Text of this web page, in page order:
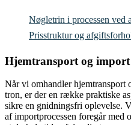
Nøgletrin i processen ved
Prisstruktur og
Hjemtransport og
Når vi omhandler hjemtransport
tron, er der en række praktiske
sikre en gnidningsfri oplevelse.
af importprocessen foregår med